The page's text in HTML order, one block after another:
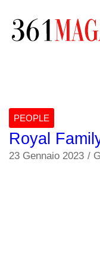
PEOPLE
Royal
23 Gennaio 2023 /